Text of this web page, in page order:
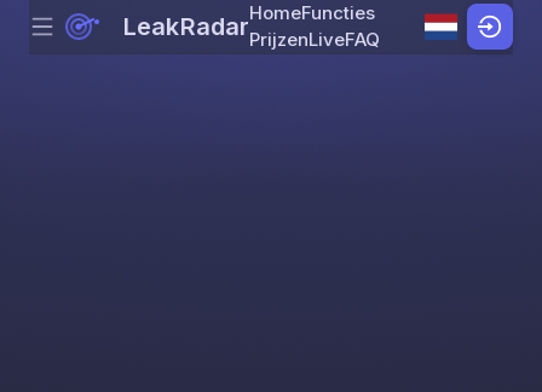
Skip to content
Menu LeakRadarHomeFuncties
PrijzenLiveFAQ